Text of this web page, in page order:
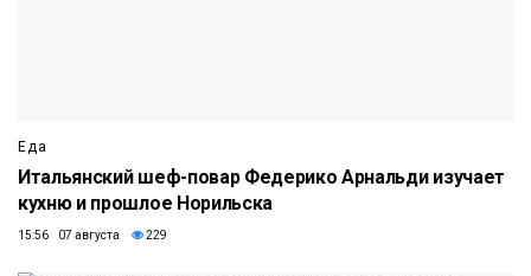
Еда
Итальянский шеф-повар Федерико Арнальди изучает
кухню и прошлое Норильска
15:56 07 августа 229